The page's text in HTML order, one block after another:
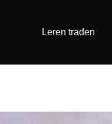
Leren traden